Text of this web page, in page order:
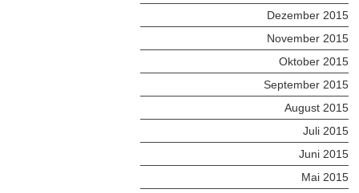
Dezember 2015
November 2015
Oktober 2015
September 2015
August 2015
Juli 2015
Juni 2015
Mai 2015